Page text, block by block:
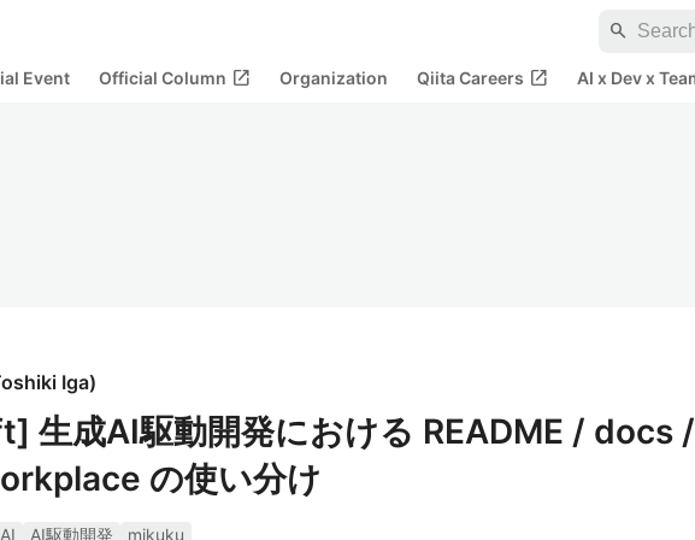
search
Event Official Column open_in_new Organization Qiita Careers open_in_new AI x Dev x
Iga)
生成AI駆動開発における README / docs /
の使い分け
AI駆動開発
mikuku